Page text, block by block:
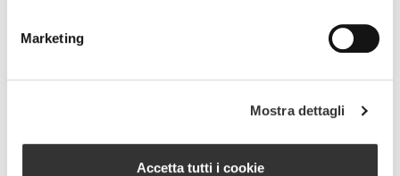
Marketing
Mostra dettagli
Accetta tutti i cookie